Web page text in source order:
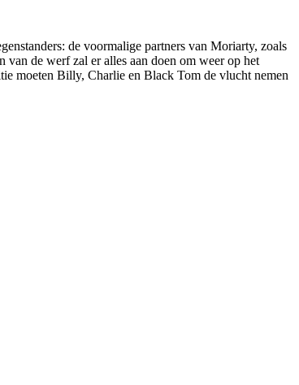
de voormalige partners van Moriarty, zoals
de werf zal er alles aan doen om weer op het
moeten Billy, Charlie en Black Tom de vlucht nemen